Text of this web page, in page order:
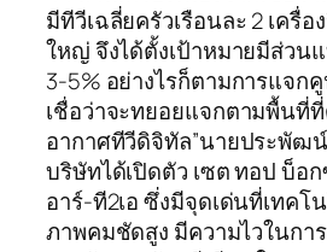
มีทีวีเฉลี่ยครัวเรือนละ 2 เครื่
ใหญ่ จึงได้ตั้งเป้าหมายมีส่วน
3-5% อย่างไรก็ตามการแจก
เชื่อว่าจะทยอยแจกตามพื้นที่
อากาศทีวีดิจิทัล”นายประพัฒ
บริษัทได้เปิดตัว เซต ทอป บ็อ
อาร์-ที2เอ ซึ่งมีจุดเด่นที่เทค
ภาพคมชัดสูง มีความไวในก